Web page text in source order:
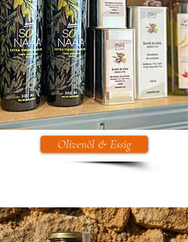
Olivenöl & Essig